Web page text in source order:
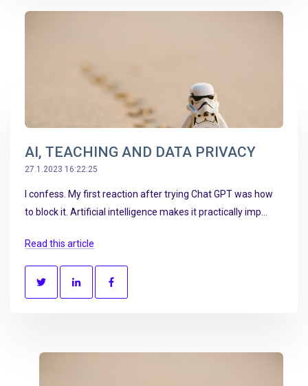
AI, TEACHING AND DATA PRIVACY
27.1.2023 16:22:25
I confess. My first reaction after trying Chat GPT was how
to block it. Artificial intelligence makes it practically imp...
Read this article